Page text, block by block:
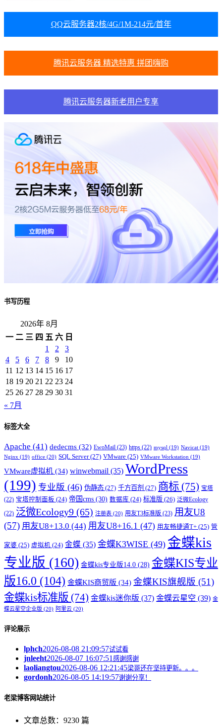
QQ云服务器2核/4G/1M-214元/首年
腾讯云服务器 精选特惠 拼团嗨购
腾讯云服务器新老用户专享
书写历程
2026年 8月
一 二 三 四 五 六 日
1
2
3
4
5 6 7 8 9
10
11 12 13 14 15 16 17
18 19 20 21 22 23 24
25 26 27 28 29 30 31
« 7月
标签大全
Apache (41) dedecms (32) EwoMail (23) https (22) mysql (19) Navicat (19)
Nginx (19) office (20) SQL Server(27) VMware (25) VMware Workstation (19)
VMware虚拟机 (34) winwebmail (35) WordPress
(199) 专业版 (46) 伪静态 (27) 千方百剂 (27) 商标 (75) 宝塔
(22) 宝塔控制面板 (24) 帝国cms (30) 数据库 (24) 标准版 (26) 泛微Ecology
(22) 泛微Ecology9 (65) 注册表 (20) 用友T3标准版 (23) 用友U8
(57) 用友U8+13.0 (44) 用友U8+16.1 (47) 用友畅捷通T+ (25) 管
家婆 (25) 虚拟机 (24) 金蝶 (35) 金蝶K3WISE (49) 金蝶kis
专业版 (160) 金蝶kis专业版14.0 (28) 金蝶KIS专业
版16.0 (104) 金蝶KIS商贸版 (34) 金蝶KIS旗舰版 (51)
金蝶kis标准版 (74) 金蝶kis迷你版 (37) 金蝶云星空 (39) 金
蝶云星空企业版 (20) 阿里云 (20)
评论展示
lphch2026-08-08 21:09:57试试看
jnleeht2026-08-07 16:07:51 感谢感谢
laoliangtou2026-08-06 12:21:45梁哥还在坚持更新。。。
gordonh2026-08-05 14:19:57谢谢分享！
老梁博客网站统计
文章总数：9230 篇